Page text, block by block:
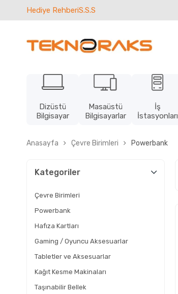
Hediye RehberiS.S.S
Dizüstü
Bilgisayar
Masaüstü
Bilgisayarlar
İş
İstasyonları
Anasayfa Çevre Birimleri Powerbank
Kategoriler
Çevre Birimleri
Powerbank
Hafıza Kartları
Gaming / Oyuncu Aksesuarlar
Tabletler ve Aksesuarlar
Kağıt Kesme Makinaları
Taşınabilir Bellek